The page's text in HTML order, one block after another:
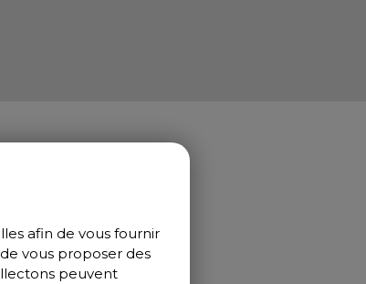
afin de vous fournir
vous proposer des
peuvent